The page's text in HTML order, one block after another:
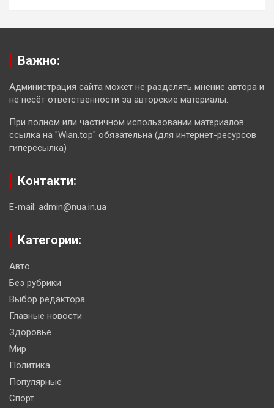
Важно:
Администрация сайта может не разделять мнение автора и
не несёт ответственности за авторские материалы.
При полном или частичном использовании материалов
ссылка на "Wian.top" обязательна (для интернет-ресурсов
гиперссылка)
Контакти:
E-mail: admin@nua.in.ua
Категории:
Авто
Без рубрики
Выбор редактора
Главные новости
Здоровье
Мир
Политика
Популярные
Спорт